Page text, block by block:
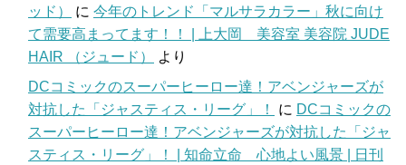
ッド）
に 今年のトレンド「マルサラカラー」秋に向け
て需要高まってます！！ | 上大岡 美容室 美容院 JUDE
HAIR （ジュード）
より
DCコミックのスーパーヒーロー達！アベンジャーズが
対抗した「ジャスティス・リーグ」！
に DCコミックの
スーパーヒーロー達！アベンジャーズが対抗した「ジャ
スティス・リーグ」！ | 知命立命 心地よい風景 | 日刊